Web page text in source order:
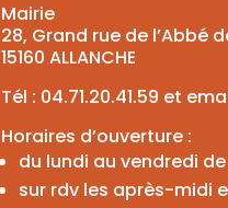
Mairie
28, Grand rue de l’Abbé
15160 ALLANCHE
Tél : 04.71.20.41.59 et
Horaires d’ouverture :
du lundi au vendredi de
sur rdv les après-midi